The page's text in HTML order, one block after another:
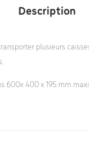
Description
plusieurs
600x 400 x 195 mm